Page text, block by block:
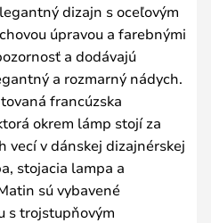
dizajn s oceľovým
úpravou a farebnými
a dodávajú
a rozmarný nádych.
francúzska
okrem lámp stojí za
vecí v dánskej dizajnérskej
stojacia lampa a
sú vybavené
s trojstupňovým